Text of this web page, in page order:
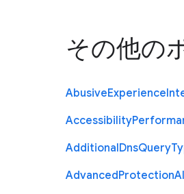
その他の
AbusiveExperience
Accessibility
AdditionalDnsQuery
AdvancedProtection